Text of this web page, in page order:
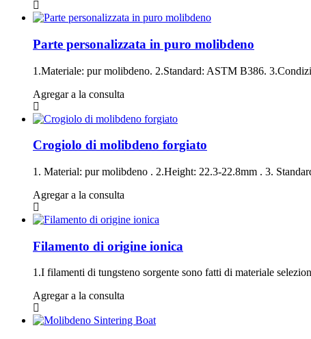
Parte personalizzata in puro molibdeno
1.Materiale: pur molibdeno. 2.Standard: ASTM B386.
Agregar a la consulta
Crogiolo di molibdeno forgiato
1. Material: pur molibdeno . 2.Height: 22.3-22.8mm . 3.
Agregar a la consulta
Filamento di origine ionica
1.I filamenti di tungsteno sorgente sono fatti di materiale
Agregar a la consulta